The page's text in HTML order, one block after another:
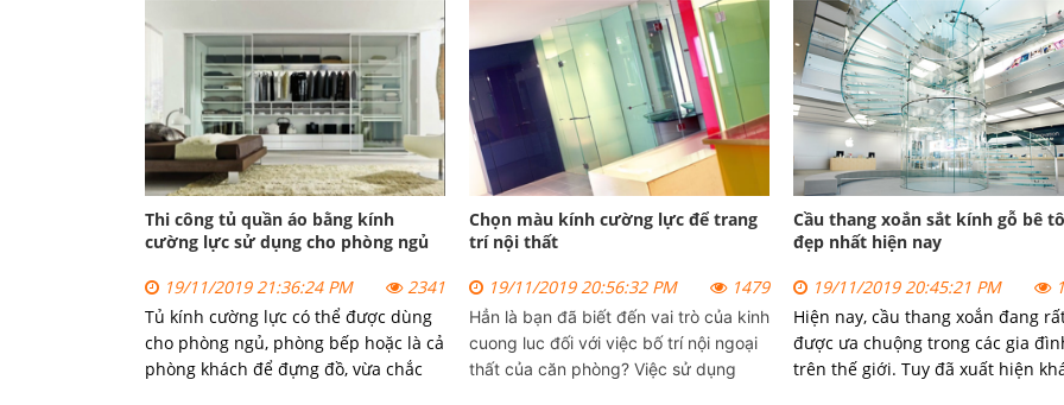
hỏng vặt.
người sử dụng.
của những vị khách đến thăm gia.
Thi công tủ quần áo bằng kính
cường lực sử dụng cho phòng ngủ
19/11/2019 21:36:24 PM
2341
Tủ kính cường lực có thể được dùng
cho phòng ngủ, phòng bếp hoặc là cả
phòng khách để đựng đồ, vừa chắc
Chọn màu kính cường lực để trang
trí nội thất
19/11/2019 20:56:32 PM
1479
Hẳn là bạn đã biết đến vai trò của kinh
cuong luc đối với việc bố trí nội ngoại
thất của căn phòng? Việc sử dụng
Cầu thang xoắn sắt kính gỗ bê
đẹp nhất hiện nay
19/11/2019 20:45:21 PM
Hiện nay, cầu thang xoắn đang
được ưa chuộng trong các gia
trên thế giới. Tuy đã xuất hiện